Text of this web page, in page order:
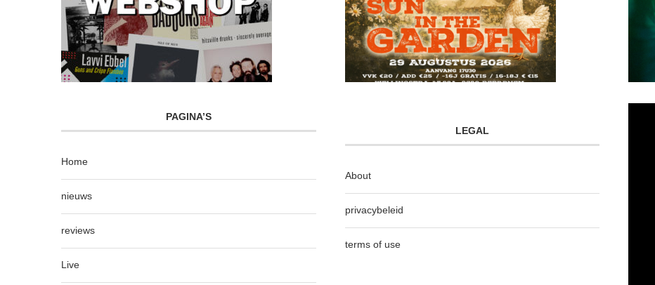
PAGINA’S
Home
nieuws
reviews
Live
LEGAL
About
privacybeleid
terms of use